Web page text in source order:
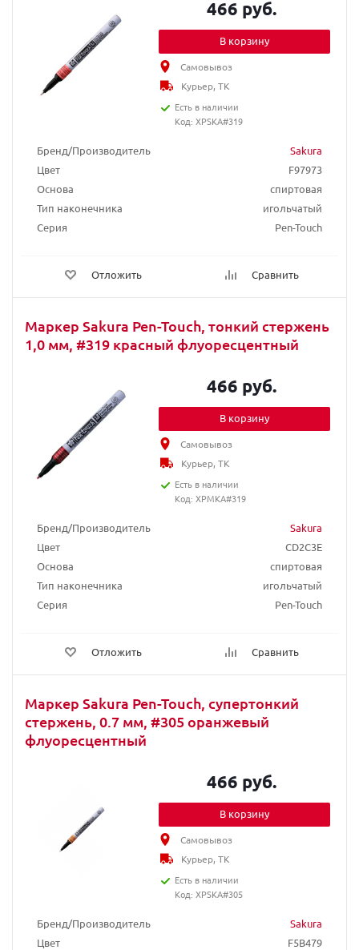
Бренд/Производитель
Sakura
Цвет
F97973
Основа
спиртовая
Тип наконечника
игольчатый
Серия
Pen-Touch
Отложить Сравнить
466 руб.
В корзину
Самовывоз
Курьер, ТК
Есть в наличии
Код: XPSKA#319
Маркер Sakura Pen-Touch, тонкий стержень
1,0 мм, #319 красный флуоресцентный
Бренд/Производитель
Sakura
Цвет
CD2C3E
Основа
спиртовая
Тип наконечника
игольчатый
Серия
Pen-Touch
Отложить Сравнить
466 руб.
В корзину
Самовывоз
Курьер, ТК
Есть в наличии
Код: XPMKA#319
Маркер Sakura Pen-Touch, супертонкий
стержень, 0.7 мм, #305 оранжевый
флуоресцентный
Бренд/Производитель
Sakura
Цвет
F5B479
466 руб.
В корзину
Самовывоз
Курьер, ТК
Есть в наличии
Код: XPSKA#305